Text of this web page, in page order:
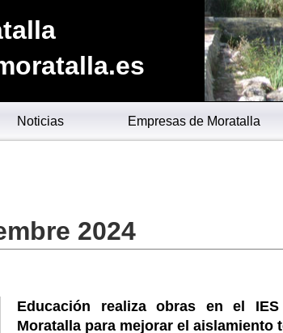
Noticias Empresas de Moratalla
2024
Educación realiza obras en el
Moratalla para mejorar el